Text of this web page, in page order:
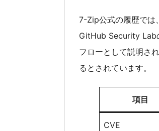
7-Zip公式の履歴では
GitHub Security Lab
フローとして説明さ
るとされています。
項目
CVE